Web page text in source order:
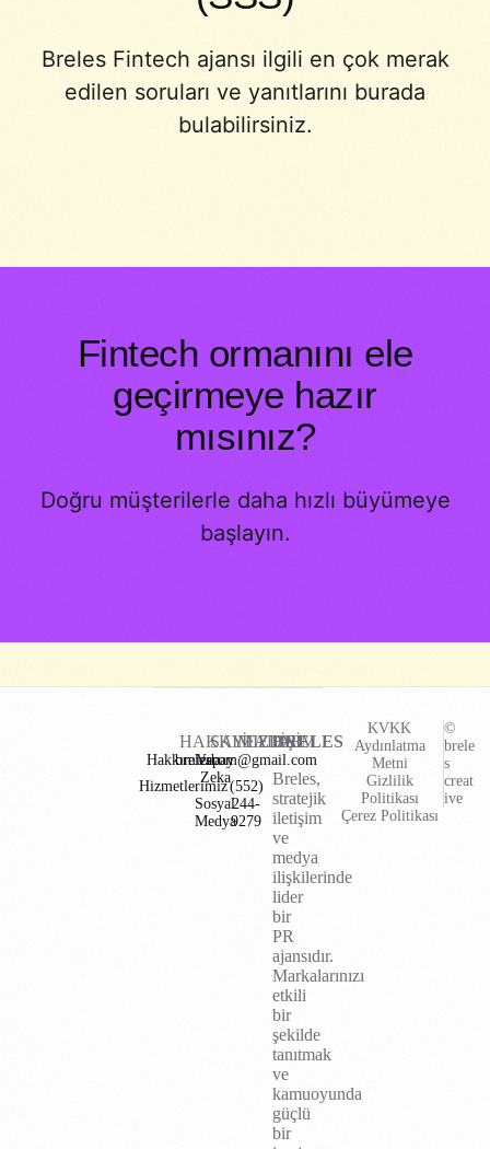
Breles Fintech ajansı ilgili en çok merak
edilen soruları ve yanıtlarını burada
bulabilirsiniz.
Fintech ormanını ele
geçirmeye hazır
mısınız?
Doğru müşterilerle daha hızlı büyümeye
başlayın.
BRELES
Breles,
stratejik
iletişim
ve
medya
ilişkilerinde
lider
bir
PR
ajansıdır.
Markalarınızı
etkili
bir
şekilde
tanıtmak
ve
kamuoyunda
güçlü
bir
HAKKIMIZDA
Hakkımızda
Hizmetlerimiz
SAYFALAR
Yapay
Zeka
Sosyal
Medya
İLETİŞİM
brelescom@gmail.com
(552)
244-
9279
©
brele
s
creat
ive
KVKK
Aydınlatma
Metni
Gizlilik
Politikası
Çerez Politikası